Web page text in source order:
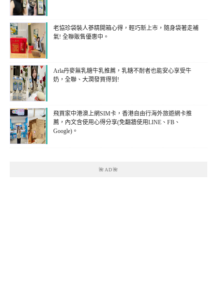
老協珍袋裝人蔘精開箱心得，輕巧新上市，隨身袋著走補
氣! 全聯販售優惠中。
Arla丹麥無乳糖牛乳推薦，乳糖不耐者也能安心享受牛
奶，全聯、大潤發買得到!
飛買家中港澳上網SIM卡，香港自由行海外旅遊網卡推
薦，內文含使用心得分享(免翻牆使用LINE、FB、
Google)。
🌺AD🌺